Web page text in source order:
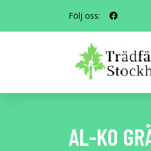
Följ oss:
AL-KO